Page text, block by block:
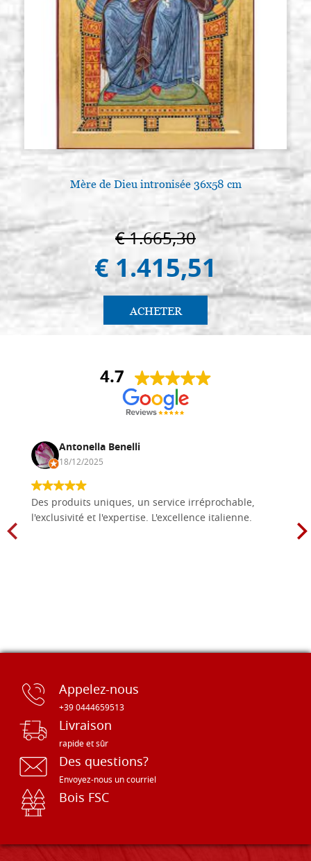
Mère de Dieu intronisée 36x58 cm
€ 1.665,30
€ 1.415,51
ACHETER
4.7
Antonella Benelli
18/12/2025
Des produits uniques, un service irréprochable,
l'exclusivité et l'expertise. L'excellence italienne.
Appelez-nous
+39 0444659513
Livraison
rapide et sûr
Des questions?
Envoyez-nous un courriel
Bois FSC